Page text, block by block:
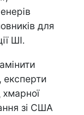
для
ШІ.
експерти
хмарної
зі США